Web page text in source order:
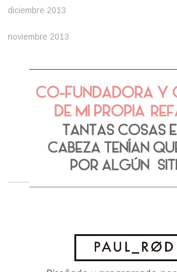
diciembre 2013
noviembre 2013